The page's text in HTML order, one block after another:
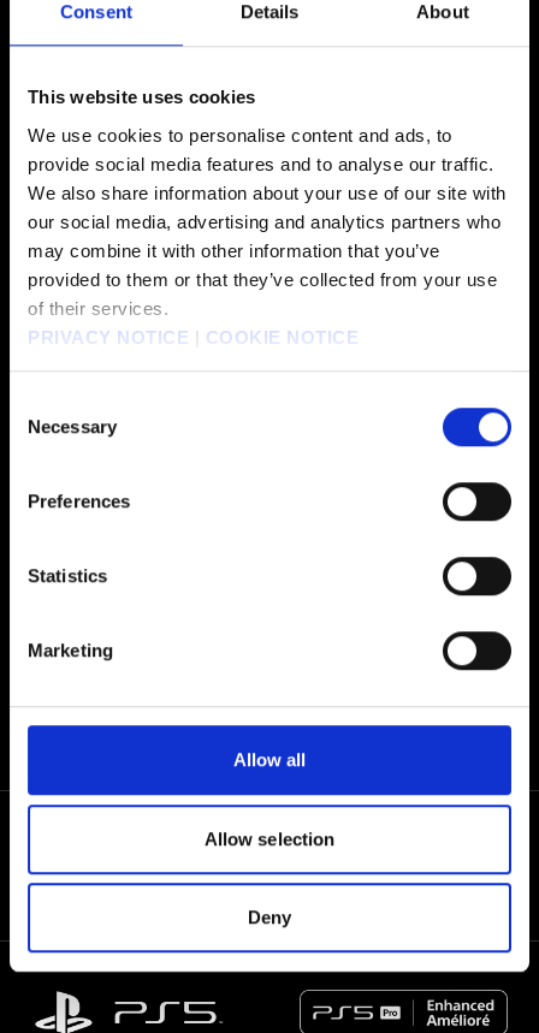
Consent Details About
This website uses cookies
We use cookies to personalise content and ads, to
provide social media features and to analyse our traffic.
We also share information about your use of our site with
our social media, advertising and analytics partners who
may combine it with other information that you’ve
provided to them or that they’ve collected from your use
of their services.
PRIVACY NOTICE | COOKIE NOTICE
Selection
Necessary
Preferences
Statistics
Marketing
Allow all
Allow selection
Deny
CAPTAINE TITOV ELENA
CISSNEI
RUFUS SHINRA TSENG
PROFESSOR HOJO JOHNNY
PLAYSTATION